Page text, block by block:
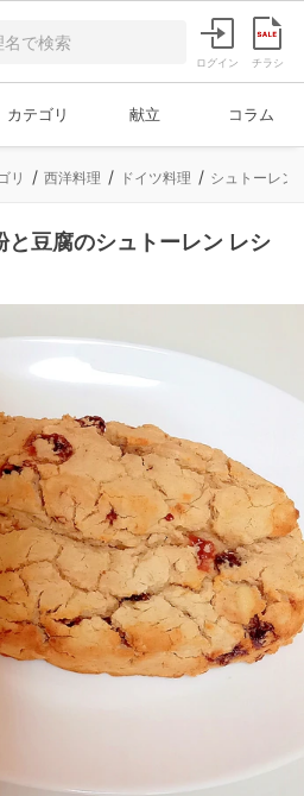
ログイン チラシ
カテゴリ 献立 コラム
リ 西洋料理 ドイツ料理 シュトーレン
と豆腐のシュトーレン レシ